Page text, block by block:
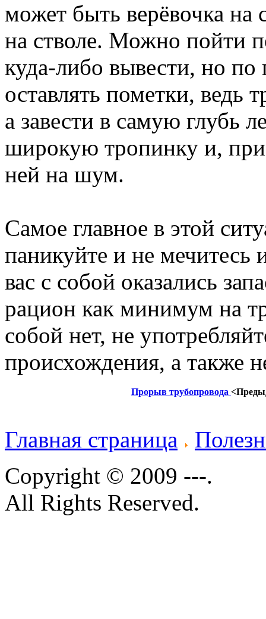
может быть верёвочка на
на стволе. Можно пойти
куда-либо вывести, но по
оставлять пометки, ведь
а завести в самую глубь
широкую тропинку и,
ней на шум.
Самое главное в этой
паникуйте и не мечитесь
вас с собой оказались
рацион как минимум на
собой нет, не
происхождения, а также
Прорыв трубопровода
Главная страница
Copyright © 2009 ---.
All Rights Reserved.